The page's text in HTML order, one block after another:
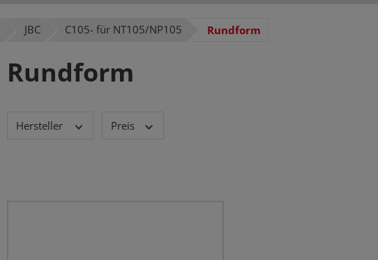
JBC C105- für NT105/NP105 Rundform
Rundform
Hersteller Preis